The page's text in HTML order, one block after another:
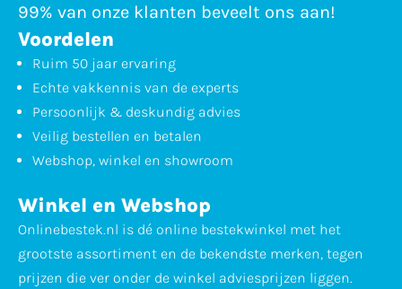
99% van onze klanten beveelt ons aan!
Voordelen
Ruim 50 jaar ervaring
Echte vakkennis van de experts
Persoonlijk & deskundig advies
Veilig bestellen en betalen
Webshop, winkel en showroom
Winkel en Webshop
Onlinebestek.nl is dé online bestekwinkel met het
grootste assortiment en de bekendste merken, tegen
prijzen die ver onder de winkel adviesprijzen liggen.